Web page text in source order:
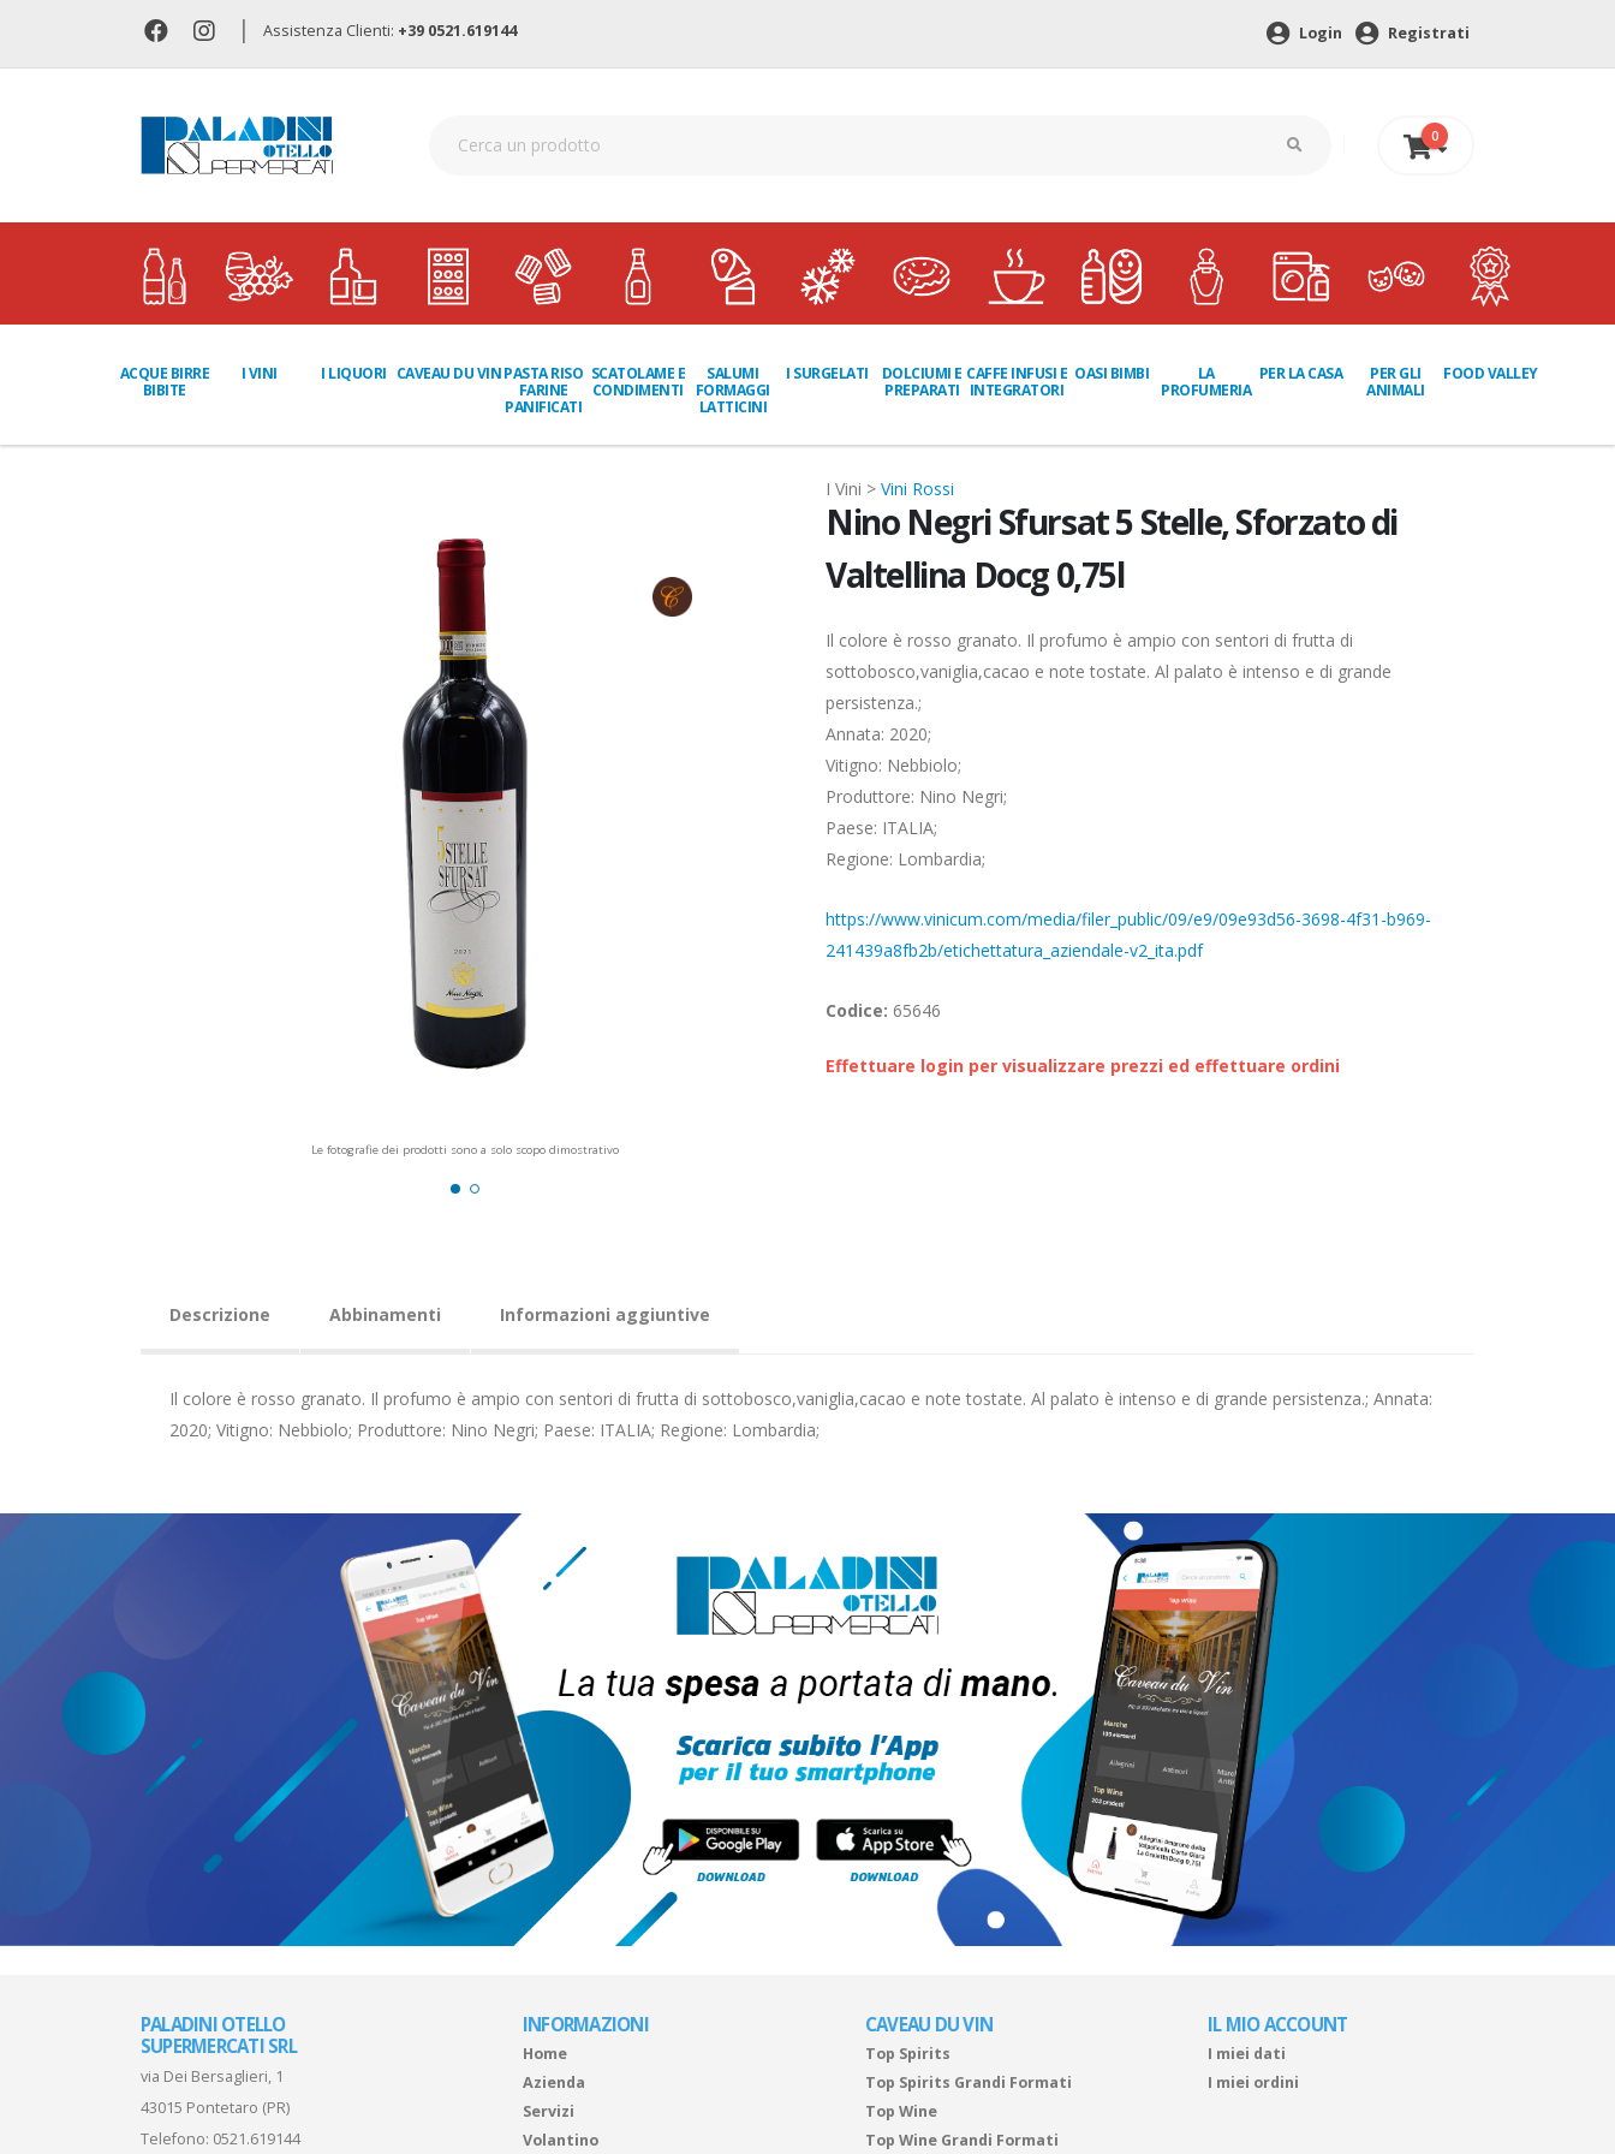
| Assistenza Clienti: +39 0521.619144 Login Registrati
0
0 €
ACQUE BIRRE
BIBITE
I VINI I LIQUORI CAVEAU DU VINPASTA RISO
FARINE
PANIFICATI
SCATOLAME E
CONDIMENTI
SALUMI
FORMAGGI
LATTICINI
I SURGELATI
DOLCIUMI E
PREPARATI
CAFFE INFUSI E
INTEGRATORI
OASI BIMBI
LA
PROFUMERIA
PER LA CASA
PER GLI
ANIMALI
FOOD VALLEY
Le fotografie dei prodotti sono a solo scopo dimostrativo
I Vini > Vini Rossi
Nino Negri Sfursat 5 Stelle, Sforzato di
Valtellina Docg 0,75l
Il colore è rosso granato. Il profumo è ampio con sentori di frutta di
sottobosco,vaniglia,cacao e note tostate. Al palato è intenso e di grande
persistenza.;
Annata: 2020;
Vitigno: Nebbiolo;
Produttore: Nino Negri;
Paese: ITALIA;
Regione: Lombardia;
https://www.vinicum.com/media/filer_public/09/e9/09e93d56-3698-4f31-b969-
241439a8fb2b/etichettatura_aziendale-v2_ita.pdf
Codice: 65646
Effettuare login per visualizzare prezzi ed effettuare ordini
Descrizione Abbinamenti Informazioni aggiuntive
Il colore è rosso granato. Il profumo è ampio con sentori di frutta di sottobosco,vaniglia,cacao e note tostate. Al palato è intenso e di grande persistenza.; Annata:
2020; Vitigno: Nebbiolo; Produttore: Nino Negri; Paese: ITALIA; Regione: Lombardia;
PALADINI OTELLO
SUPERMERCATI SRL
via Dei Bersaglieri, 1
43015 Pontetaro (PR)
Telefono: 0521.619144
INFORMAZIONI
Home
Azienda
Servizi
Volantino
CAVEAU DU VIN
Top Spirits
Top Spirits Grandi Formati
Top Wine
Top Wine Grandi Formati
IL MIO ACCOUNT
I miei dati
I miei ordini